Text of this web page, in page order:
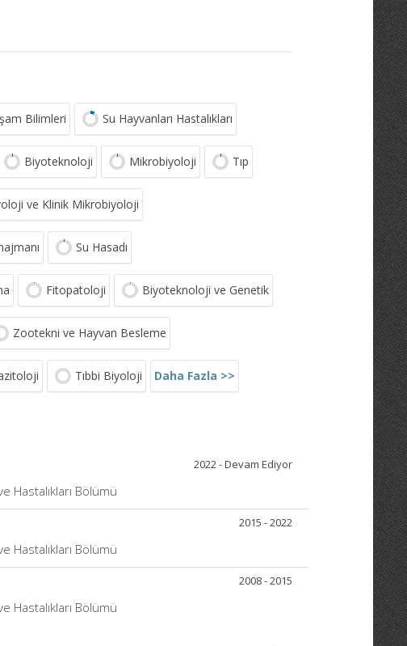
Bilimleri Su Hayvanları Hastalıkları
Biyoteknoloji Mikrobiyoloji Tıp
ve Klinik Mikrobiyoloji
Su Hasadı
Fitopatoloji Biyoteknoloji ve Genetik
Zootekni ve Hayvan Besleme
Tıbbi Biyoloji Daha Fazla >>
2022 - Devam Ediyor
Hastalıkları Bölümü
2015 - 2022
Hastalıkları Bölümü
2008 - 2015
Hastalıkları Bölümü